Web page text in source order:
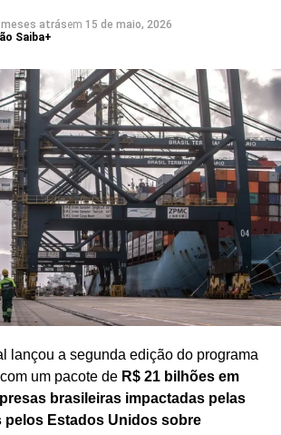
meses atrásem 15 de maio, 2026
Saiba+
lançou a segunda edição do programa
um pacote de R$ 21 bilhões em
brasileiras impactadas pelas
pelos Estados Unidos sobre